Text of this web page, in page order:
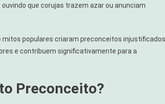
que corujas trazem azar ou anunciam
mitos populares criaram preconceitos injustificados
e contribuem significativamente para a
Preconceito?